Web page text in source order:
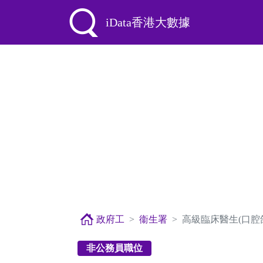
iData香港大數據
政府工 衞生署 高級臨床醫生(口腔
非公務員職位